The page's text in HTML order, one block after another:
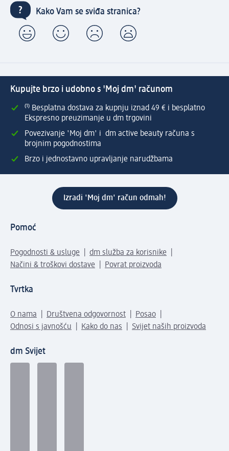
Kako Vam se sviđa stranica?
Kupujte brzo i udobno s 'Moj dm' računom
⁽¹⁾ Besplatna dostava za kupnju iznad 49 € i besplatno
Ekspresno preuzimanje u dm trgovini
Povezivanje 'Moj dm' i dm active beauty računa s
brojnim pogodnostima
Brzo i jednostavno upravljanje narudžbama
Izradi 'Moj dm' račun odmah!
Pomoć
Pogodnosti & usluge
dm služba za korisnike
Načini & troškovi dostave
Povrat proizvoda
Tvrtka
O nama Društvena odgovornost
Posao
Odnosi s javnošću
Kako do nas Svijet naših proizvoda
dm Svijet